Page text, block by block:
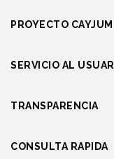
PROYECTO CAYJUM
SERVICIO AL
TRANSPARENCIA
CONSULTA RAPIDA